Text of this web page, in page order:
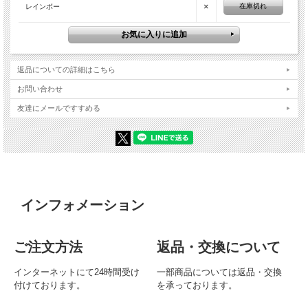
レインボー × 在庫切れ
返品についての詳細はこちら
お問い合わせ
友達にメールですすめる
インフォメーション
ご注文方法
インターネットにて24時間受け
付けております。
返品・交換について
一部商品については返品・交換
を承っております。